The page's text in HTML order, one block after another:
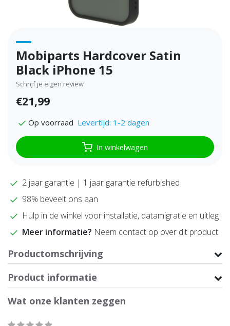
Mobiparts Hardcover Satin
Black iPhone 15
Schrijf je eigen review
€21,99
Op voorraad Levertijd: 1-2 dagen
In winkelwagen
2 jaar garantie | 1 jaar garantie refurbished
98% beveelt ons aan
Hulp in de winkel voor installatie, datamigratie en uitleg
Meer informatie? Neem contact op over dit product
Productomschrijving
Product informatie
Wat onze klanten zeggen